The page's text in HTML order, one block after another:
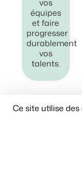
Ce site utilise
vos
équipes
et faire
progresser
durablement
vos
talents.